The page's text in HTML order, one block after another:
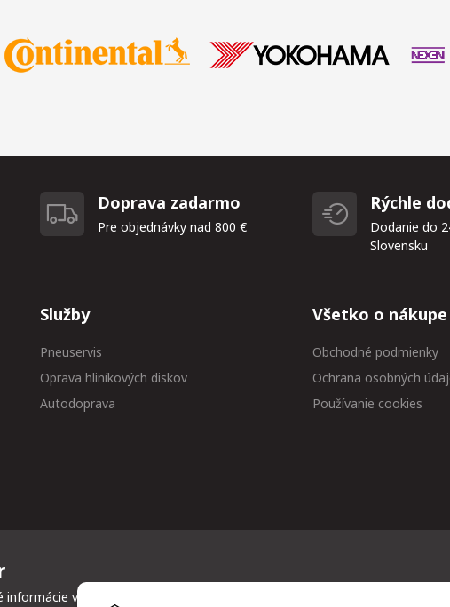
Doprava zadarmo
Pre objednávky nad 800 €
Rýchle
Dodanie do
Slovensku
Služby
Pneuservis
Oprava hliníkových diskov
Autodoprava
Všetko o nákupe
Obchodné podmienky
Ochrana osobných
Používanie cookies
vždy medzi prvými